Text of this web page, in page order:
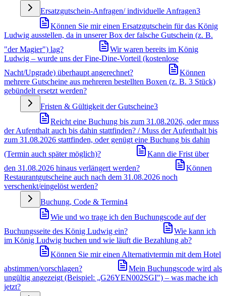
Ersatzgutschein-Anfragen/ individuelle Anfragen3
Können Sie mir einen Ersatzgutschein für das König
Ludwig ausstellen, da in unserer Box der falsche Gutschein (z. B.
"der Magier") lag?
Wir waren bereits im König
Ludwig – wurde uns der Fine-Dine-Vorteil (kostenlose
Nacht/Upgrade) überhaupt angerechnet?
Können
mehrere Gutscheine aus mehreren bestellten Boxen (z. B. 3 Stück)
gebündelt ersetzt werden?
Fristen & Gültigkeit der Gutscheine3
Reicht eine Buchung bis zum 31.08.2026, oder muss
der Aufenthalt auch bis dahin stattfinden? / Muss der Aufenthalt bis
zum 31.08.2026 stattfinden, oder genügt eine Buchung bis dahin
(Termin auch später möglich)?
Kann die Frist über
den 31.08.2026 hinaus verlängert werden?
Können
Restaurantgutscheine auch nach dem 31.08.2026 noch
verschenkt/eingelöst werden?
Buchung, Code & Termin4
Wie und wo trage ich den Buchungscode auf der
Buchungsseite des König Ludwig ein?
Wie kann ich
im König Ludwig buchen und wie läuft die Bezahlung ab?
Können Sie mir einen Alternativtermin mit dem Hotel
abstimmen/vorschlagen?
Mein Buchungscode wird als
ungültig angezeigt (Beispiel: „G26YEN002SGI") – was mache ich
jetzt?